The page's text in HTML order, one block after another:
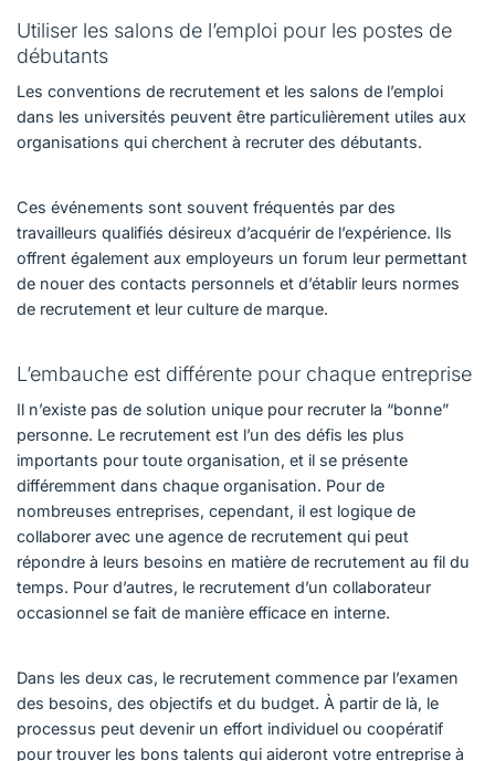
Utiliser les salons de l’emploi pour les postes de
débutants
Les conventions de recrutement et les salons de l’emploi
dans les universités peuvent être particulièrement utiles aux
organisations qui cherchent à recruter des débutants.
Ces événements sont souvent fréquentés par des
travailleurs qualifiés désireux d’acquérir de l’expérience. Ils
offrent également aux employeurs un forum leur permettant
de nouer des contacts personnels et d’établir leurs normes
de recrutement et leur culture de marque.
L’embauche est différente pour chaque entreprise
Il n’existe pas de solution unique pour recruter la “bonne”
personne. Le recrutement est l’un des défis les plus
importants pour toute organisation, et il se présente
différemment dans chaque organisation. Pour de
nombreuses entreprises, cependant, il est logique de
collaborer avec une agence de recrutement qui peut
répondre à leurs besoins en matière de recrutement au fil du
temps. Pour d’autres, le recrutement d’un collaborateur
occasionnel se fait de manière efficace en interne.
Dans les deux cas, le recrutement commence par l’examen
des besoins, des objectifs et du budget. À partir de là, le
processus peut devenir un effort individuel ou coopératif
pour trouver les bons talents qui aideront votre entreprise à